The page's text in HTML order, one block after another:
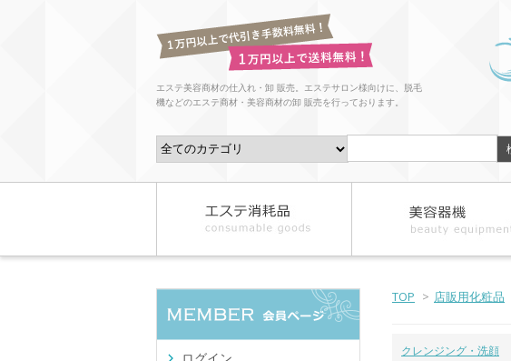
エステ美容商材の仕入れ・卸 販売。エステサロン様向けに、脱毛
機などのエステ商材・美容商材の卸 販売を行っております。
TOP > 店販用化粧品
クレンジング・洗顔